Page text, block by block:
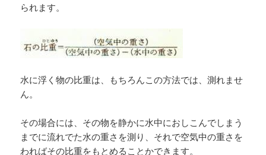
られます。
水に浮く物の比重は、もちろんこの方法では、測れませ
ん。
その場合には、その物を静かに水中におしこんでしまう
までに流れでた水の重さを測り、それで空気中の重さを
わればその比重をもとめることかできます。